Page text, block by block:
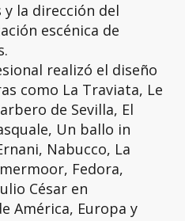
la dirección del
escénica de
realizó el diseño
como La Traviata, Le
de Sevilla, El
Un ballo in
Nabucco, La
Fedora,
César en
América, Europa y